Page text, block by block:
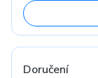
Doručení